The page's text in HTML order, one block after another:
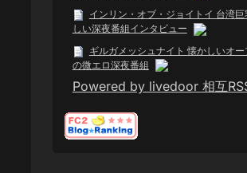
インリン・オブ・ジョイトイ 台湾
しい深夜番組インタビュー
ギルガメッシュナイト 懐かしいオ
の微エロ深夜番組
Powered by livedoor 相互